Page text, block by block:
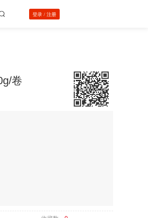
登录 / 注册
卷